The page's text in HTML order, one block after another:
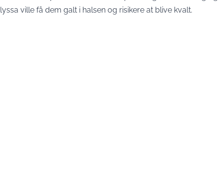
ville få dem galt i halsen og risikere at blive kvalt.